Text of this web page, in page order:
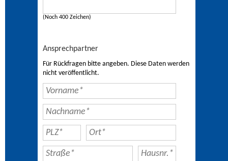
(Noch 400 Zeichen)
Ansprechpartner
Für Rückfragen bitte angeben. Diese Daten werden
nicht veröffentlicht.